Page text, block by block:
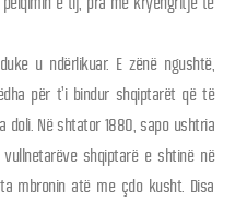
u ndërlikuar. E zënë ngushtë,
për t’i bindur shqiptarët që të
doli. Në shtator 1880, sapo ushtria
shqiptarë e shtinë në
mbronin atë me çdo kusht. Disa